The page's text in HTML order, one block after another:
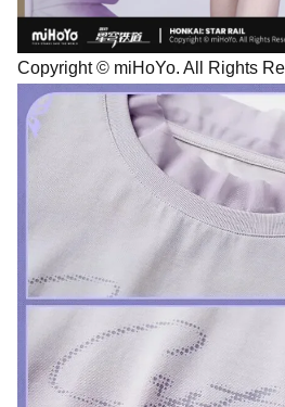
Copyright © miHoYo. All Rights